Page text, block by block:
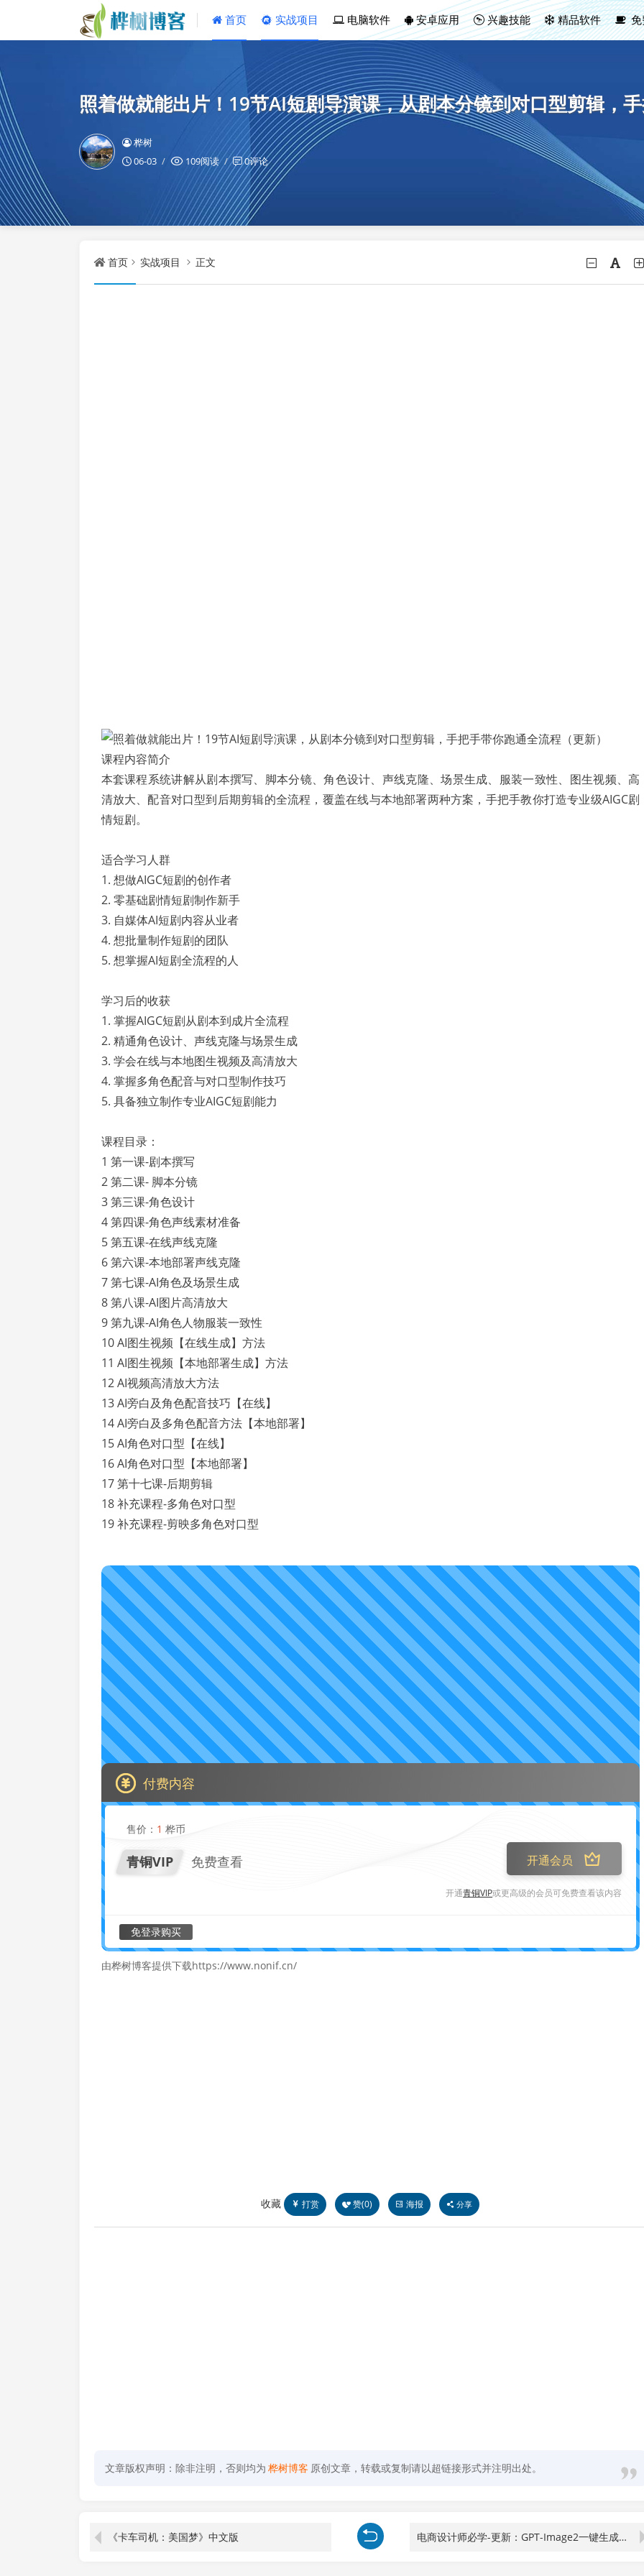
首页 实战项目 电脑软件 安卓应用 兴趣技能 精品软件 免
照着做就能出片！19节AI短剧导演课，从剧本分镜到对口型剪辑，
桦树
06-03
109阅读 0评论
首页 实战项目 正文
课程内容简介
本套课程系统讲解从剧本撰写、脚本分镜、角色设计、声线克隆、场景生成、服装一致性、图生视频、高
清放大、配音对口型到后期剪辑的全流程，覆盖在线与本地部署两种方案，手把手教你打造专业级AIGC剧
情短剧。
适合学习人群
1. 想做AIGC短剧的创作者
2. 零基础剧情短剧制作新手
3. 自媒体AI短剧内容从业者
4. 想批量制作短剧的团队
5. 想掌握AI短剧全流程的人
学习后的收获
1. 掌握AIGC短剧从剧本到成片全流程
2. 精通角色设计、声线克隆与场景生成
3. 学会在线与本地图生视频及高清放大
4. 掌握多角色配音与对口型制作技巧
5. 具备独立制作专业AIGC短剧能力
课程目录：
1 第一课-剧本撰写
2 第二课- 脚本分镜
3 第三课-角色设计
4 第四课-角色声线素材准备
5 第五课-在线声线克隆
6 第六课-本地部署声线克隆
7 第七课-AI角色及场景生成
8 第八课-AI图片高清放大
9 第九课-AI角色人物服装一致性
10 AI图生视频【在线生成】方法
11 AI图生视频【本地部署生成】方法
12 AI视频高清放大方法
13 AI旁白及角色配音技巧【在线】
14 AI旁白及多角色配音方法【本地部署】
15 AI角色对口型【在线】
16 AI角色对口型【本地部署】
17 第十七课-后期剪辑
18 补充课程-多角色对口型
19 补充课程-剪映多角色对口型
付费内容
售价： 1 桦币
青铜VIP 免费查看 开通会员
开通青铜VIP或更高级的会员可免费查看该内容
免登录购买
由桦树博客提供下载https://www.nonif.cn/
收藏 打赏 赞(0) 海报 分享
文章版权声明：除非注明，否则均为 桦树博客 原创文章，转载或复制请以超链接形式并注明出处。
《卡车司机：美国梦》中文版 电商设计师必学-更新：GPT-Image2一键生成专业视觉大片，产品图到详情页全流程